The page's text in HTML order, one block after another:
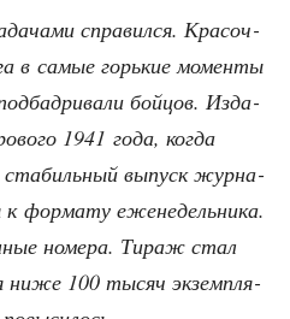
спра­вил­ся. Кра­соч­
в самые горь­кие момен­ты
бой­цов. Изда­
1941 года, когда
ста­биль­ный выпуск жур­на­
к фор­ма­ту еже­не­дель­ни­ка.
номе­ра. Тираж стал
ниже 100 тысяч экзем­пля­